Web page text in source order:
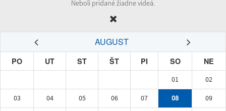
Neboli pridané žiadne videá.
AUGUST
PO UT ST ŠT PI SO NE
01
02
03
04 05 06 07 08
09